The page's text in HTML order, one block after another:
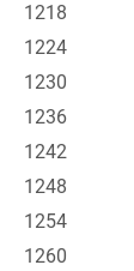
1218
1224
1230
1236
1242
1248
1254
1260